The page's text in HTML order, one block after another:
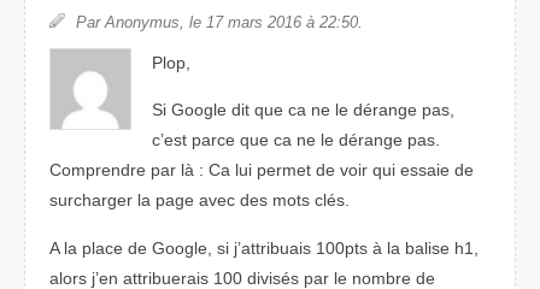
Par Anonymus, le 17 mars 2016 à 22:50.
Plop,
Si Google dit que ca ne le dérange pas,
c’est parce que ca ne le dérange pas.
Comprendre par là : Ca lui permet de voir qui essaie de
surcharger la page avec des mots clés.
A la place de Google, si j’attribuais 100pts à la balise h1,
alors j’en attribuerais 100 divisés par le nombre de